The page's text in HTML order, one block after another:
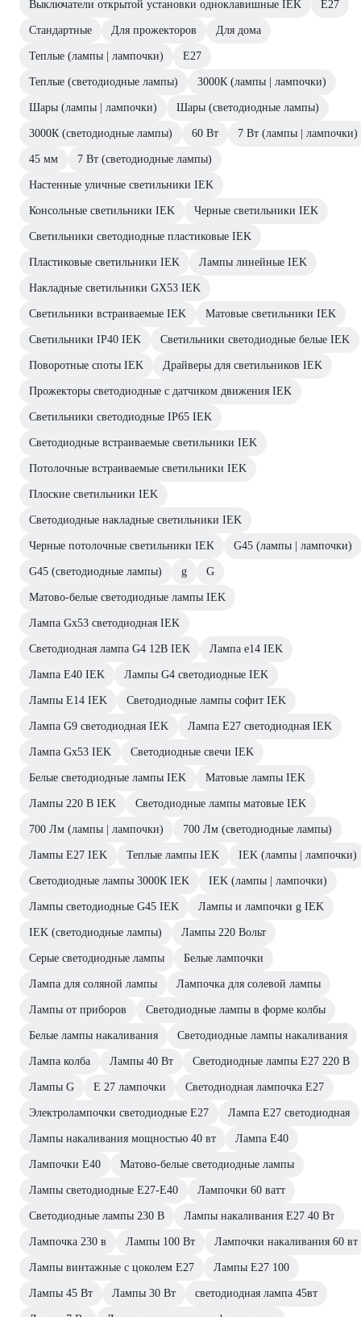
Выключатели открытой установки одноклавишные IEK Е27
Стандартные Для прожекторов Для дома
Теплые (лампы | лампочки) E27
Теплые (светодиодные лампы) 3000К (лампы | лампочки)
Шары (лампы | лампочки) Шары (светодиодные лампы)
3000К (светодиодные лампы) 60 Вт 7 Вт (лампы | лампочки)
45 мм 7 Вт (светодиодные лампы)
Настенные уличные светильники IEK
Консольные светильники IEK Черные светильники IEK
Светильники светодиодные пластиковые IEK
Пластиковые светильники IEK Лампы линейные IEK
Накладные светильники GX53 IEK
Светильники встраиваемые IEK Матовые светильники IEK
Светильники IP40 IEK Светильники светодиодные белые IEK
Поворотные споты IEK Драйверы для светильников IEK
Прожекторы светодиодные с датчиком движения IEK
Светильники светодиодные IP65 IEK
Светодиодные встраиваемые светильники IEK
Потолочные встраиваемые светильники IEK
Плоские светильники IEK
Светодиодные накладные светильники IEK
Черные потолочные светильники IEK G45 (лампы | лампочки)
G45 (светодиодные лампы) g G
Матово-белые светодиодные лампы IEK
Лампа Gx53 светодиодная IEK
Светодиодная лампа G4 12В IEK Лампа е14 IEK
Лампа E40 IEK Лампы G4 светодиодные IEK
Лампы E14 IEK Светодиодные лампы софит IEK
Лампа G9 светодиодная IEK Лампа E27 светодиодная IEK
Лампа Gx53 IEK Светодиодные свечи IEK
Белые светодиодные лампы IEK Матовые лампы IEK
Лампы 220 В IEK Светодиодные лампы матовые IEK
700 Лм (лампы | лампочки) 700 Лм (светодиодные лампы)
Лампы Е27 IEK Теплые лампы IEK IEK (лампы | лампочки)
Светодиодные лампы 3000К IEK IEK (лампы | лампочки)
Лампы светодиодные G45 IEK Лампы и лампочки g IEK
IEK (светодиодные лампы) Лампы 220 Вольт
Серые светодиодные лампы Белые лампочки
Лампа для соляной лампы Лампочка для солевой лампы
Лампы от приборов Светодиодные лампы в форме колбы
Белые лампы накаливания Светодиодные лампы накаливания
Лампа колба Лампы 40 Вт Светодиодные лампы E27 220 В
Лампы G E 27 лампочки Светодиодная лампочка E27
Электролампочки светодиодные E27 Лампа E27 светодиодная
Лампы накаливания мощностью 40 вт Лампа E40
Лампочки E40 Матово-белые светодиодные лампы
Лампы светодиодные E27-E40 Лампочки 60 ватт
Светодиодные лампы 230 В Лампы накаливания E27 40 Вт
Лампочка 230 в Лампы 100 Вт Лампочки накаливания 60 вт
Лампы винтажные с цоколем E27 Лампы E27 100
Лампы 45 Вт Лампы 30 Вт светодиодная лампа 45вт